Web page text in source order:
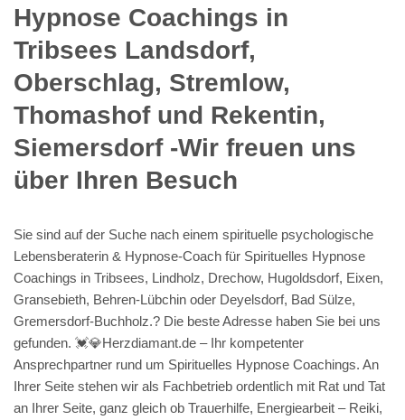
Hypnose Coachings in
Tribsees Landsdorf,
Oberschlag, Stremlow,
Thomashof und Rekentin,
Siemersdorf -Wir freuen uns
über Ihren Besuch
Sie sind auf der Suche nach einem spirituelle psychologische
Lebensberaterin & Hypnose-Coach für Spirituelles Hypnose
Coachings in Tribsees, Lindholz, Drechow, Hugoldsdorf, Eixen,
Gransebieth, Behren-Lübchin oder Deyelsdorf, Bad Sülze,
Gremersdorf-Buchholz.? Die beste Adresse haben Sie bei uns
gefunden. 💓️💎Herzdiamant.de – Ihr kompetenter
Ansprechpartner rund um Spirituelles Hypnose Coachings. An
Ihrer Seite stehen wir als Fachbetrieb ordentlich mit Rat und Tat
an Ihrer Seite, ganz gleich ob Trauerhilfe, Energiearbeit – Reiki,